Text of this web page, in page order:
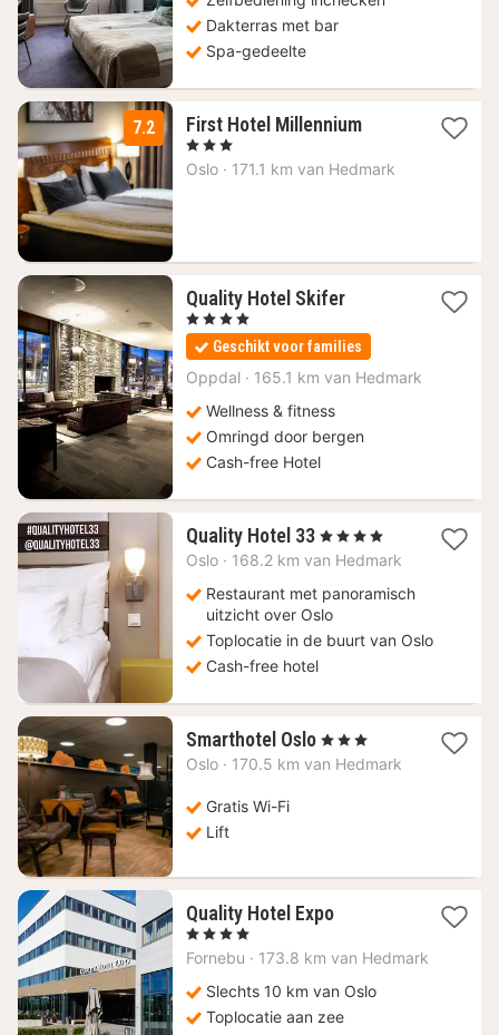
€
Dakterras met bar
Spa-gedeelte
7.2 First Hotel Millennium2
vanaf
, 3 Sterren
Oslo · 171.1 km van Hedmark
Quality Hotel Skifer1
vanaf
167,43
€
, 4 Sterren
Geschikt voor families
Oppdal · 165.1 km van Hedmark
Wellness & fitness
Omringd door bergen
Cash-free Hotel
Quality Hotel 33 2
nachten
297,66
€
, 4 Sterren
Oslo · 168.2 km van Hedmark
Restaurant met panoramisch
uitzicht over Oslo
Toplocatie in de buurt van Oslo
Cash-free hotel
Smarthotel Oslo 1
nacht
, 3 Sterren
Oslo · 170.5 km van Hedmark
Gratis Wi-Fi
Lift
Quality Hotel Expo1
vanaf
€
, 4 Sterren
Fornebu · 173.8 km van Hedmark
Slechts 10 km van Oslo
Toplocatie aan zee